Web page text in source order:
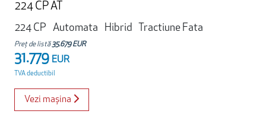
224 CP AT
224 CP
Automata Hibrid Tractiune Fata
Preț de listă 35.679 EUR
31.779 EUR
TVA deductibil
Vezi mașina